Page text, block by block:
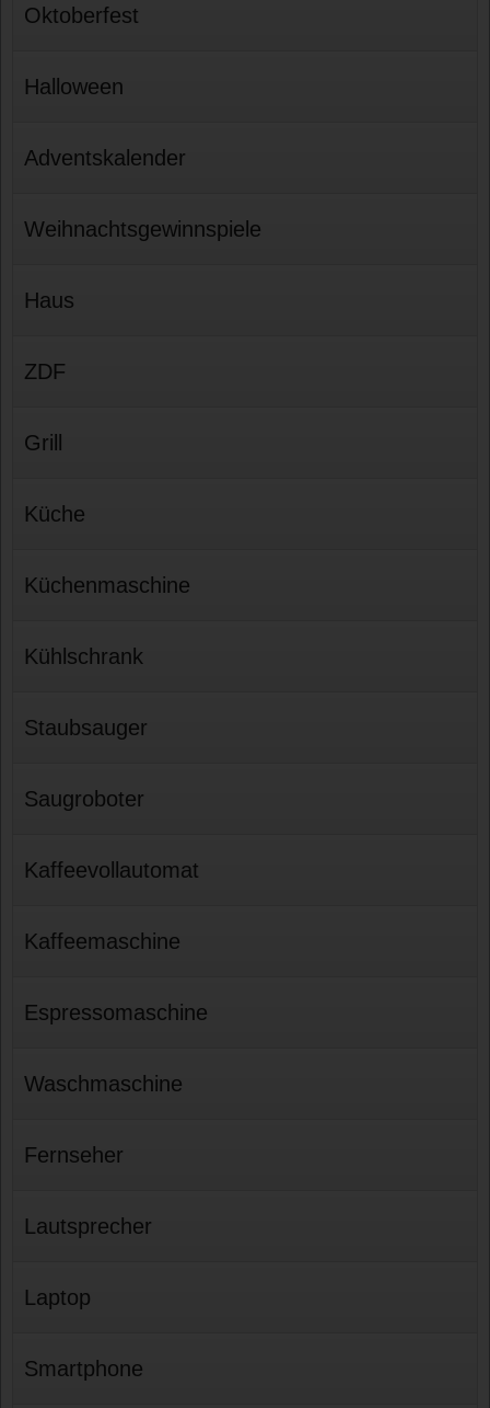
Oktoberfest
Halloween
Adventskalender
Weihnachtsgewinnspiele
Haus
ZDF
Grill
Küche
Küchenmaschine
Kühlschrank
Staubsauger
Saugroboter
Kaffeevollautomat
Kaffeemaschine
Espressomaschine
Waschmaschine
Fernseher
Lautsprecher
Laptop
Smartphone